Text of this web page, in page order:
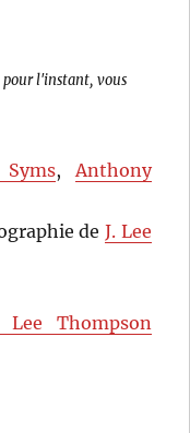
pour l'instant, vous
,Anthony
deJ. Lee
Lee Thompson